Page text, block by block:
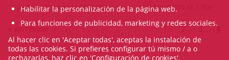
Wed May 27 17:42:22 CEST 2020 739.458984375 Kb
1 2 3 4
Habilitar la personalización de la página web.
Para funciones de publicidad, marketing y redes sociales.
Al hacer clic en 'Aceptar todas', aceptas la instalación de
todas las cookies. Si prefieres configurar tú mismo / a o
rechazarlas, haz clic en 'Configuración de cookies'.